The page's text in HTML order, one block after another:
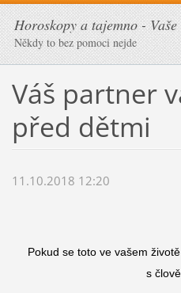
Horoskopy a tajemno -
Někdy to bez pomoci nejde
Váš partner
před dětmi
11.10.2018 12:20
Pokud se toto ve vašem
s